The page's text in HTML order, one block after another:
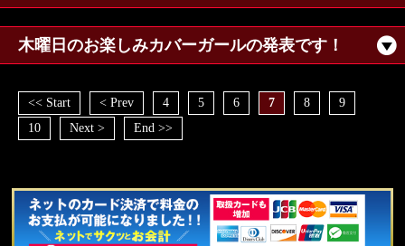
木曜日のお楽しみカバーガールの発表です！
<< Start < Prev 4 5 6 7 8
9
10
Next > End >>